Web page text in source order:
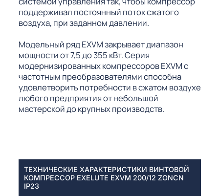
поддерживал постоянный поток сжатого
воздуха, при заданном давлении.
Модельный ряд EXVM закрывает диапазон
мощности от 7,5 до 355 кВт. Серия
модернизированных компрессоров EXVM с
частотным преобразователями способна
удовлетворить потребности в сжатом воздухе
любого предприятия от небольшой
мастерской до крупных производств.
ТЕХНИЧЕСКИЕ ХАРАКТЕРИСТИКИ ВИНТОВОЙ
КОМПРЕССОР EXELUTE EXVM 200/12 ZONCN
IP23